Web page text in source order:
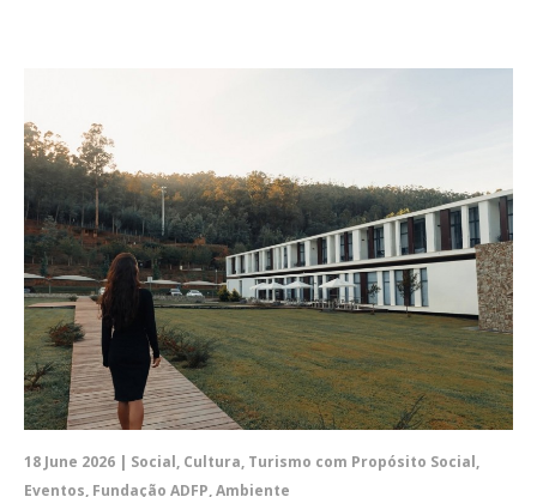
18 June 2026 | Social, Cultura, Turismo com Propósito Social,
Eventos, Fundação ADFP, Ambiente